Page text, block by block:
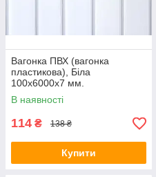
Вагонка ПВХ (вагонка
пластикова), Біла
100х6000х7 мм.
В наявності
114 ₴ 138 ₴
Купити